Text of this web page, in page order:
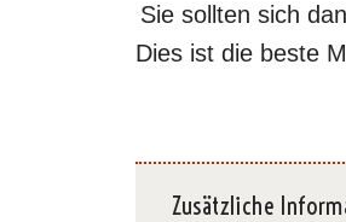
Sie sollten sich
Dies ist die beste
Zusätzliche